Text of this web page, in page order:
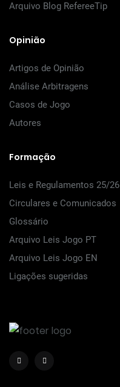
Arquivo Blog RefereeTip
Opinião
Artigos de Opinião
Análise Arbitragens
Casos de Jogo
Autores
Formação
Leis e Regulamentos 25/26
Circulares e Comunicados
Glossário
Arquivo Leis Jogo PT
Arquivo Leis Jogo EN
Ligações sugeridas